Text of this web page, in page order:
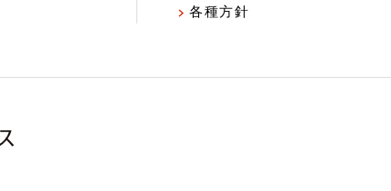
各種方針